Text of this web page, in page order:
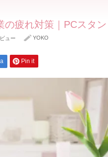
の疲れ対策｜PCスタ
ュー YOKO
Pin it